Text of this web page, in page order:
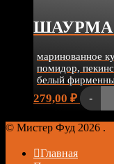
ШАУРМА
маринованное
помидор,
белый
279,00 ₽ -
© Мистер Фуд 2026 .
Главная